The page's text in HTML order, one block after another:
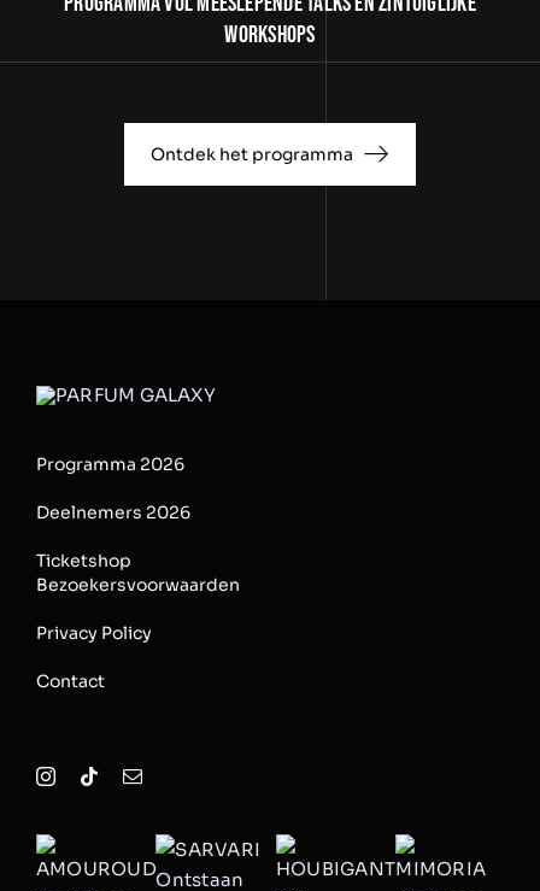
workshops
Ontdek het programma
Programma 2026
Deelnemers 2026
Ticketshop
Bezoekersvoorwaarden
Privacy Policy
Contact